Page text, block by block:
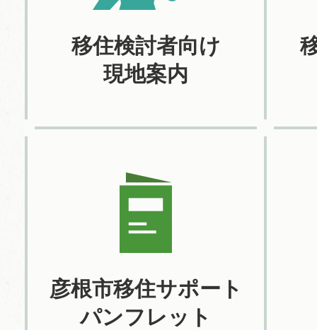
移住検討者向け
現地案内
彦根市移住サポート
パンフレット